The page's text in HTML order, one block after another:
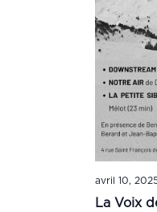
avril 10,
La Voix